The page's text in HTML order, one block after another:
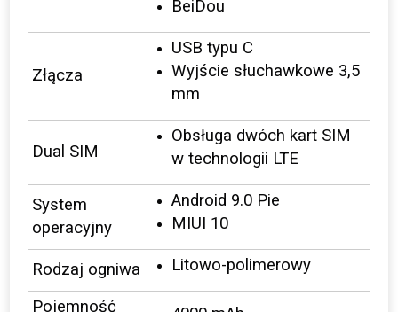
BeiDou
Złącza
USB typu C
Wyjście słuchawkowe 3,5
mm
Dual SIM
Obsługa dwóch kart SIM
w technologii LTE
System
operacyjny
Android 9.0 Pie
MIUI 10
Rodzaj ogniwa Litowo-polimerowy
Pojemność